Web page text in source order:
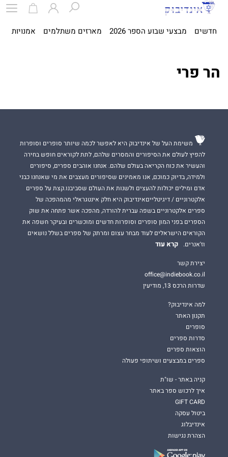
חדשים מבצעי שבוע הספר 2026 מארזים משתלמים אמנויות
הר פרי
משימת העל של אינדיבוק היא לאפשר לכמה שיותר סופרים וסופרות
להפיץ לעולם את הסיפורים והמסרים שלהם, לתת לקוראים חופש בחירה
והעשיר את כוח הקריאה בעולם שלהם. אנחנו אוהבים ספרים, סיפורים
ולמידה, בדיוק כמוכם, אנו מאמינים שסיפורים מעצבים את מי שאנחנו כבני
אדם ומילים יכולות להעצים ולשנות את העולם שסביבנו.קצת על ספרים
אלקטרוניים / דיגיטלייםאינדיבוק היא חלק אינטגראלי מהמהפכה של
ספרים אלקטרוניים בשפה עברית להורדה, מהפכה אשר פתחה את שוק
הספרים בפני המון סופרים וסופרות חדשים ומוכשרים ובעיקר חשפה את
הקוראים הישראלים לעוד מבחר עצום ומרתק של ספרים בשלל נושאים
וז'אנרים.
קרא עוד
יצירת קשר
office@indiebook.co.il
שדרות הרכס 13, מודיעין
למה אינדיבוק?
תקנון האתר
סופרים
סדרות ספרים
הוצאות ספרים
ספרים במבצעים ושיתופי פעולה
קניה באתר - שו"ת
איך לרכוש ספר באתר
GIFT CARD
ביטול עסקה
אינדיבלוג
הצהרת נגישות